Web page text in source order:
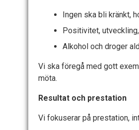
Ingen ska bli kränkt,
Positivitet,
Alkohol och droger
Vi ska föregå med gott
möta.
Resultat och prestation
Vi fokuserar på prestation,